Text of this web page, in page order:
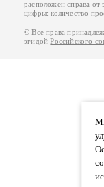
расположен справа от
цифры: количество
© Все права
эгидойРоссийского